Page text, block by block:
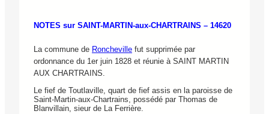
NOTES sur SAINT-MARTIN-aux-CHARTRAINS – 14620
La commune de Roncheville fut supprimée par
ordonnance du 1er juin 1828 et réunie à SAINT MARTIN
AUX CHARTRAINS.
Le fief de Toutlaville, quart de fief assis en la paroisse de
Saint-Martin-aux-Chartrains, possédé par Thomas de
Blanvillain, sieur de La Ferrière.